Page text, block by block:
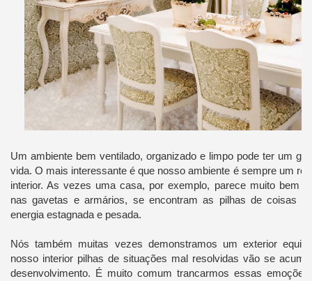
Um ambiente bem ventilado, organizado e limpo pode ter um
vida. O mais interessante é que nosso ambiente é sempre um
interior. As vezes uma casa, por exemplo, parece muito bem
nas gavetas e armários, se encontram as pilhas de coisas
energia estagnada e pesada.
Nós também muitas vezes demonstramos um exterior
nosso interior pilhas de situações mal resolvidas vão se
desenvolvimento. É muito comum trancarmos essas